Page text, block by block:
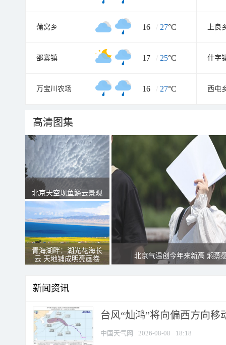
蒲窝乡 16 / 27°C 上良
邵寨镇 17 / 25°C 什字
万宝川农场 16 / 27°C 西屯
高清图集
北京天空现鱼鳞云景观
青海湖畔：湖光花海长
云 天地铺成明亮画卷
北京气温创今年来新高 焖蒸
新闻资讯
台风“灿鸿”将向偏西方向移
中国天气网 2026-08-08 18:18